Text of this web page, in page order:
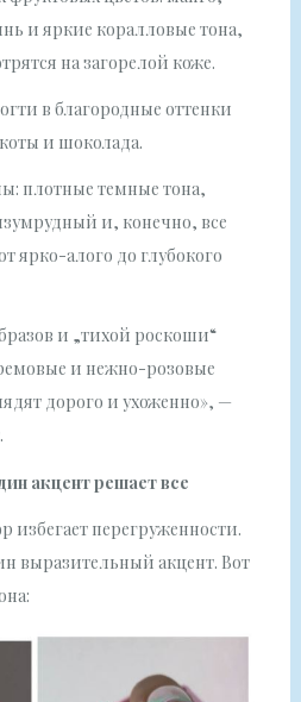
и яркие коралловые тона,
на загорелой коже.
в благородные оттенки
и шоколада.
плотные темные тона,
и, конечно, все
ярко-алого до глубокого
и „тихой роскоши“
и нежно-розовые
дорого и ухоженно», —
акцент решает все
перегруженности.
выразительный акцент. Вот